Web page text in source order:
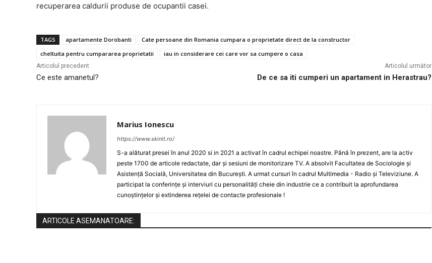
recuperarea caldurii produse de ocupantii casei.
TAGS apartamente Dorobanti
Cate persoane din Romania cumpara o proprietate direct de la constructor
cheltuita pentru cumpararea proprietatii
iau in considerare cei care vor sa cumpere o casa
Articolul precedent
Ce este amanetul?
Articolul următor
De ce sa iti cumperi un apartament in Herastrau?
Marius Ionescu
https://www.skinit.ro/
S-a alăturat presei în anul 2020 si in 2021 a activat în cadrul echipei noastre. Până în prezent, are la activ
peste 1700 de articole redactate, dar și sesiuni de monitorizare TV. A absolvit Facultatea de Sociologie și
Asistență Socială, Universitatea din București. A urmat cursuri în cadrul Multimedia - Radio și Televiziune. A
participat la conferințe și interviuri cu personalități cheie din industrie ce a contribuit la aprofundarea
cunoștințelor și extinderea rețelei de contacte profesionale !
ARTICOLE ASEMANATOARE: